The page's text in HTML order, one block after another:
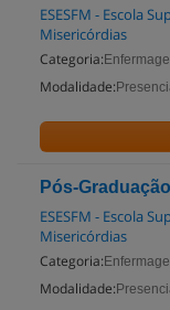
ESESFM - Escola
Misericórdias
Categoria:
Modalidade:
Pós-
ESESFM - Escola
Misericórdias
Categoria:
Modalidade: